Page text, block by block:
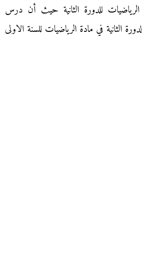
للدورة الثانية حيث أن درس
الثانية في مادة الرياضيات للسنة الاولى